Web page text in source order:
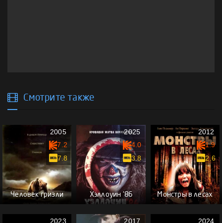
Смотрите также
Человек гризли
2005
7.2
7.8
Хэллоуин '86
2025
4.0
3.8
Монстры в лесах
2012
1.9
2.6
2023 2017 2024